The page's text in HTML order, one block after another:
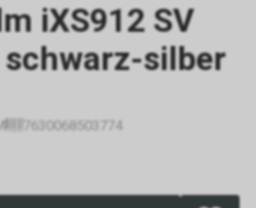
iXS912 SV
silber
7630068503774